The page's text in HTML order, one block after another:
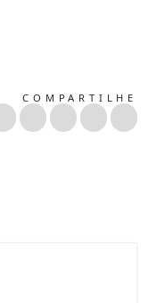
COMPARTILHE